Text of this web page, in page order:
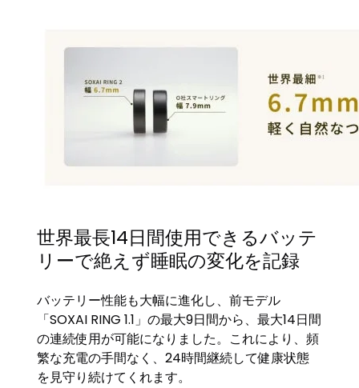
世界最長14日間使用できるバッテ
リーで絶えず睡眠の変化を記録
バッテリー性能も大幅に進化し、前モデル
「SOXAI RING 1.1」の最大9日間から、最大14日間
の連続使用が可能になりました。これにより、頻
繁な充電の手間なく、24時間継続して健康状態
を見守り続けてくれます。